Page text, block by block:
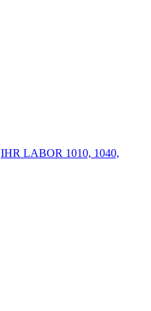
IHR LABOR 1010, 1040,